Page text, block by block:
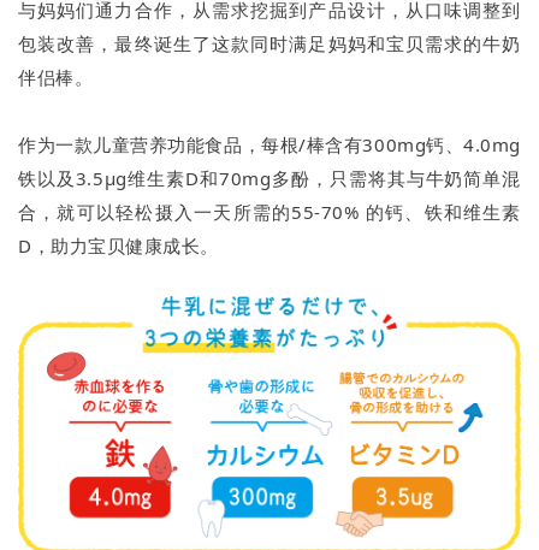
与妈妈们通力合作，从需求挖掘到产品设计，从口味调整到
包装改善，最终诞生了这款同时满足妈妈和宝贝需求的牛奶
伴侣棒。
作为一款儿童营养功能食品，每根/棒含有300mg钙、4.0mg
铁以及3.5μg维生素D和70mg多酚，只需将其与牛奶简单混
合，就可以轻松摄入一天所需的55-70% 的钙、铁和维生素
D，助力宝贝健康成长。